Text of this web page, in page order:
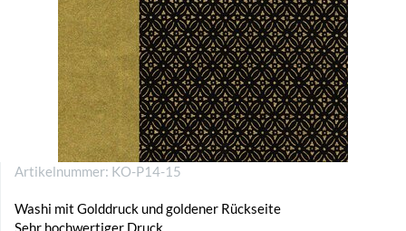
Artikelnummer: KO-P14-15
Washi mit Golddruck und goldener Rückseite
Sehr hochwertiger Druck